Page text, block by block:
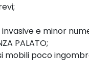
e minor
PALATO;
mobili poco